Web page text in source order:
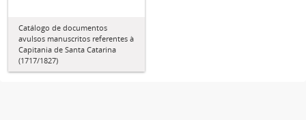
Catálogo de documentos
avulsos manuscritos referentes à
Capitania de Santa Catarina
(1717/1827)